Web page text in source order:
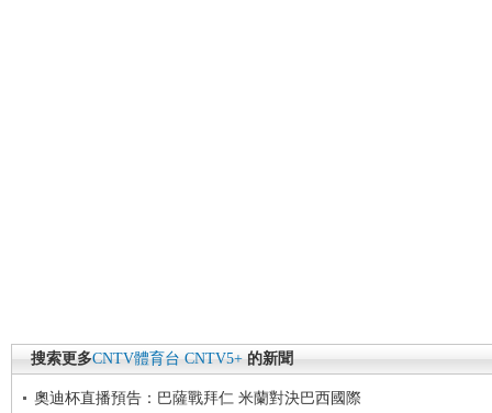
搜索更多CNTV體育台 CNTV5+ 的新聞
奧迪杯直播預告：巴薩戰拜仁 米蘭對決巴西國際